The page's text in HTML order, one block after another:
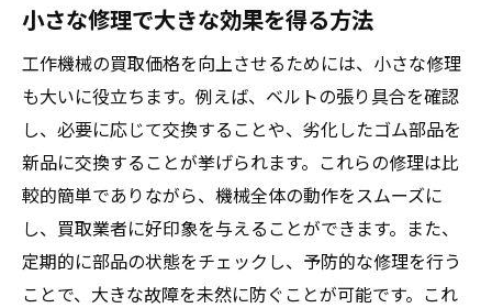
小さな修理で大きな効果を得る方法
工作機械の買取価格を向上させるためには、小さな修理
も大いに役立ちます。例えば、ベルトの張り具合を確認
し、必要に応じて交換することや、劣化したゴム部品を
新品に交換することが挙げられます。これらの修理は比
較的簡単でありながら、機械全体の動作をスムーズに
し、買取業者に好印象を与えることができます。また、
定期的に部品の状態をチェックし、予防的な修理を行う
ことで、大きな故障を未然に防ぐことが可能です。これ